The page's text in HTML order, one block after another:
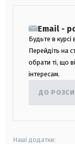
Email -
Будьте в курсі
Перейдіть на
обрати ті, що
інтересам.
ДО
Наші додатки: